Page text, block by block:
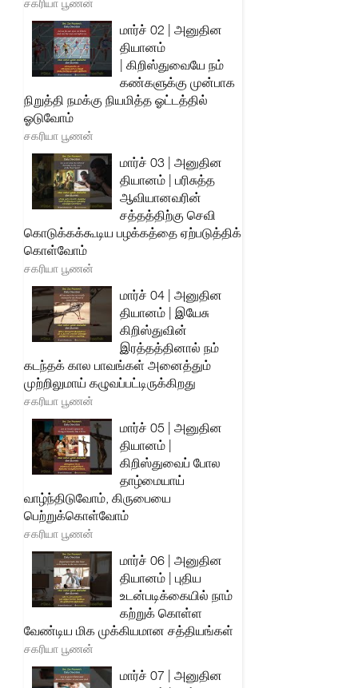
சகரியா பூணன்
மார்ச் 02 | அனுதின
தியானம்
| கிறிஸ்துவையே நம்
கண்களுக்கு முன்பாக
நிறுத்தி நமக்கு நியமித்த ஓட்டத்தில்
ஓடுவோம்
சகரியா பூணன்
மார்ச் 03 | அனுதின
தியானம் | பரிசுத்த
ஆவியானவரின்
சத்தத்திற்கு செவி
கொடுக்கக்கூடிய பழக்கத்தை ஏற்படுத்திக்
கொள்வோம்
சகரியா பூணன்
மார்ச் 04 | அனுதின
தியானம் | இயேசு
கிறிஸ்துவின்
இரத்தத்தினால் நம்
கடந்தக் கால பாவங்கள் அனைத்தும்
முற்றிலுமாய் கழுவப்பட்டிருக்கிறது
சகரியா பூணன்
மார்ச் 05 | அனுதின
தியானம் |
கிறிஸ்துவைப் போல
தாழ்மையாய்
வாழ்ந்திடுவோம், கிருபையை
பெற்றுக்கொள்வோம்
சகரியா பூணன்
மார்ச் 06 | அனுதின
தியானம் | புதிய
உடன்படிக்கையில் நாம்
கற்றுக் கொள்ள
வேண்டிய மிக முக்கியமான சத்தியங்கள்
சகரியா பூணன்
மார்ச் 07 | அனுதின